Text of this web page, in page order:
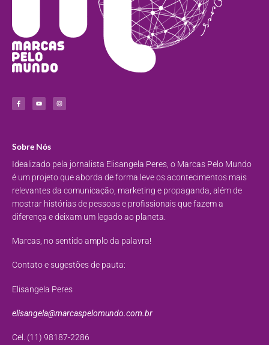
Sobre Nós
Idealizado pela jornalista Elisangela Peres, o Marcas Pelo Mundo
é um projeto que aborda de forma leve os acontecimentos mais
relevantes da comunicação, marketing e propaganda, além de
mostrar histórias de pessoas e profissionais que fazem a
diferença e deixam um legado ao planeta.
Marcas, no sentido amplo da palavra!
Contato e sugestões de pauta:
Elisangela Peres
elisangela@marcaspelomundo.com.br
Cel. (11) 98187-2286